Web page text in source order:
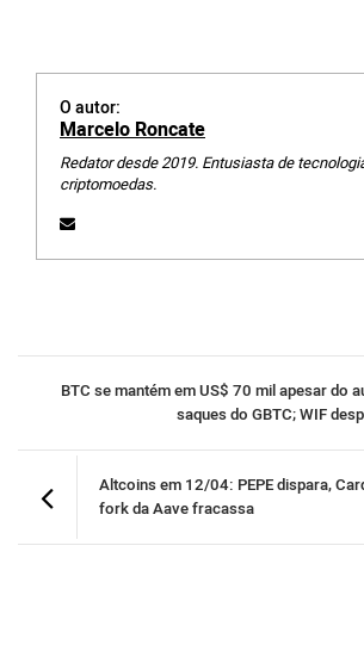
O autor:
Marcelo Roncate
Redator desde 2019. Entusiasta de
criptomoedas.
BTC se mantém em US$ 70 mil apesar do
saques do GBTC; WIF
Altcoins em 12/04: PEPE dispara,
fork da Aave fracassa